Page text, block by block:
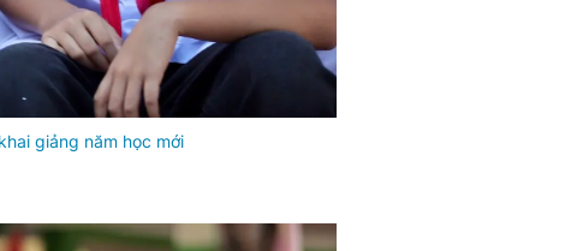
khai giảng năm học mới